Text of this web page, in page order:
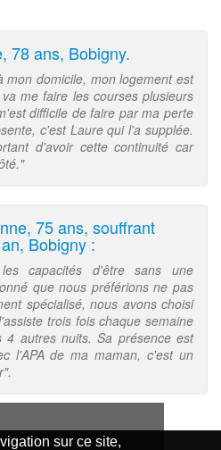
sur ce site,
78 ans, Bobigny.
mon domicile, mon logement est
me faire les courses plusieurs
difficile de faire par ma perte
c'est Laure qui l'a supplée.
d'avoir cette continuité car
75 ans, souffrant
Bobigny :
capacités d'être sans une
que nous préférions ne pas
spécialisé, nous avons choisi
trois fois chaque semaine
autres nuits. Sa présence est
l'APA de ma maman, c'est un